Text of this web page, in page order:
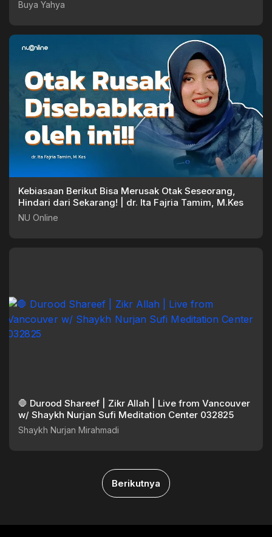
Buya Yahya
Kebiasaan Berikut Bisa Merusak Otak Seseorang,
Hindari dari Sekarang! | dr. Ita Fajria Tamim, M.Kes
NU Online
🛑 Durood Shareef | Zikr Allah | Live from Vancouver
w/ Shaykh Nurjan Sufi Meditation Center 032825
Shaykh Nurjan Mirahmadi
Berikutnya